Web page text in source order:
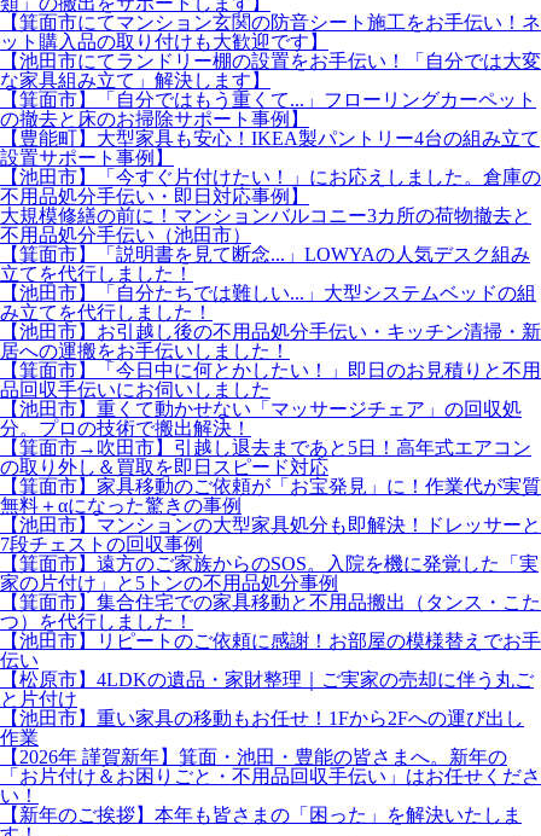
【箕面市にてマンション玄関の防音シート施工をお手伝い！ネ
ット購入品の取り付けも大歓迎です】
【池田市にてランドリー棚の設置をお手伝い！「自分では大変
な家具組み立て」解決します】
【箕面市】「自分ではもう重くて...」フローリングカーペット
の撤去と床のお掃除サポート事例】
【豊能町】大型家具も安心！IKEA製パントリー4台の組み立て
設置サポート事例】
【池田市】「今すぐ片付けたい！」にお応えしました。倉庫の
不用品処分手伝い・即日対応事例】
大規模修繕の前に！マンションバルコニー3カ所の荷物撤去と
不用品処分手伝い（池田市）
【箕面市】「説明書を見て断念...」LOWYAの人気デスク組み
立てを代行しました！
【池田市】「自分たちでは難しい...」大型システムベッドの組
み立てを代行しました！
【池田市】お引越し後の不用品処分手伝い・キッチン清掃・新
居への運搬をお手伝いしました！
【箕面市】「今日中に何とかしたい！」即日のお見積りと不用
品回収手伝いにお伺いしました
【池田市】重くて動かせない「マッサージチェア」の回収処
分。プロの技術で搬出解決！
【箕面市→吹田市】引越し退去まであと5日！高年式エアコン
の取り外し＆買取を即日スピード対応
【箕面市】家具移動のご依頼が「お宝発見」に！作業代が実質
無料＋αになった驚きの事例
【池田市】マンションの大型家具処分も即解決！ドレッサーと
7段チェストの回収事例
【箕面市】遠方のご家族からのSOS。入院を機に発覚した「実
家の片付け」と5トンの不用品処分事例
【箕面市】集合住宅での家具移動と不用品搬出（タンス・こた
つ）を代行しました！
【池田市】リピートのご依頼に感謝！お部屋の模様替えでお手
伝い
【松原市】4LDKの遺品・家財整理｜ご実家の売却に伴う丸ご
と片付け
【池田市】重い家具の移動もお任せ！1Fから2Fへの運び出し
作業
【2026年 謹賀新年】箕面・池田・豊能の皆さまへ。新年の
「お片付け＆お困りごと・不用品回収手伝い」はお任せくださ
い！
【新年のご挨拶】本年も皆さまの「困った」を解決いたしま